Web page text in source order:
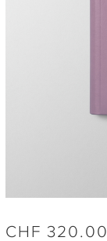
CHF 320.00